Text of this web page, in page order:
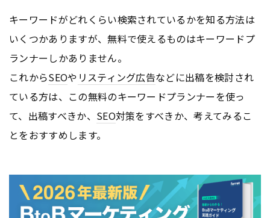
キーワードがどれくらい検索されているかを知る方法は
いくつかありますが、無料で使えるものはキーワードプ
ランナーしかありません。
これからSEOや リスティング広告などに出稿を検討され
ている方は、この無料のキーワードプランナーを使っ
て、出稿すべきか、 SEO対策をすべきか、考えてみるこ
とをおすすめします。